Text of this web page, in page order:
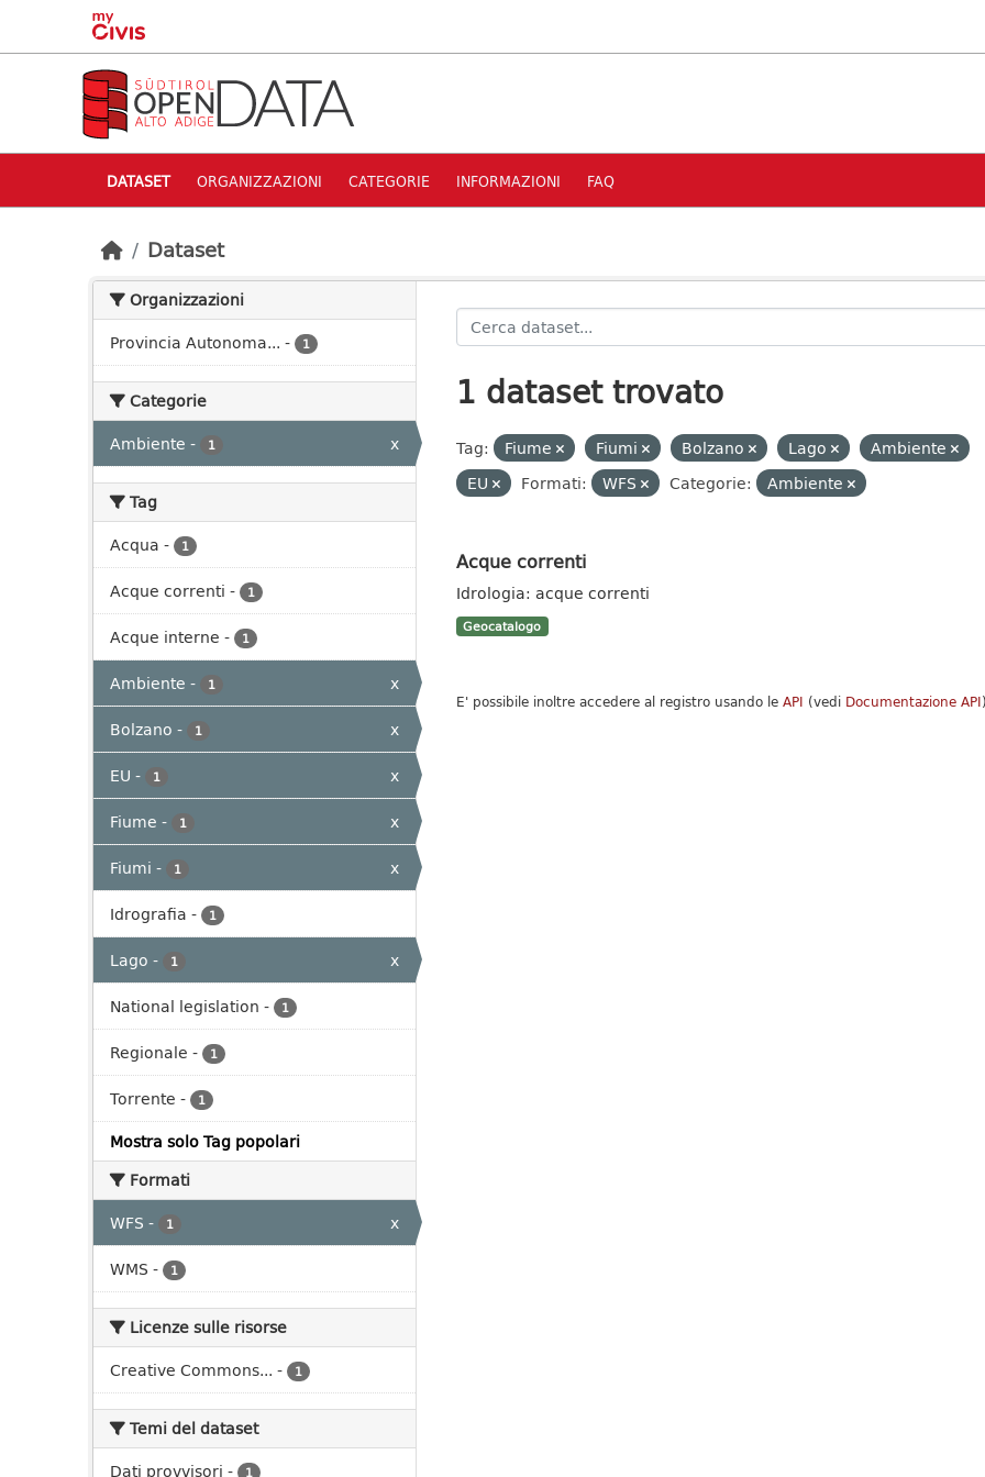
Skip to main content
DATASET ORGANIZZAZIONI CATEGORIE INFORMAZIONI FAQ
Dataset
Organizzazioni
Provincia Autonoma... - 1
Categorie
Ambiente - 1 x
Tag
Acqua - 1
Acque correnti - 1
Acque interne - 1
Ambiente - 1
x
Bolzano - 1
x
EU - 1
x
Fiume - 1
x
Fiumi - 1
x
Idrografia - 1
Lago - 1
x
National legislation - 1
Regionale - 1
Torrente - 1
Mostra solo Tag popolari
Formati
WFS - 1
x
WMS - 1
Licenze sulle risorse
Creative Commons... - 1
Temi del dataset
Dati provvisori - 1
1 dataset trovato
Tag: Fiume Fiumi Bolzano Lago
Ambiente
EU
Formati: WFS Categorie: Ambiente
Acque correnti
Idrologia: acque correnti
Geocatalogo
E' possibile inoltre accedere al registro usando le API (vedi Documentazione API